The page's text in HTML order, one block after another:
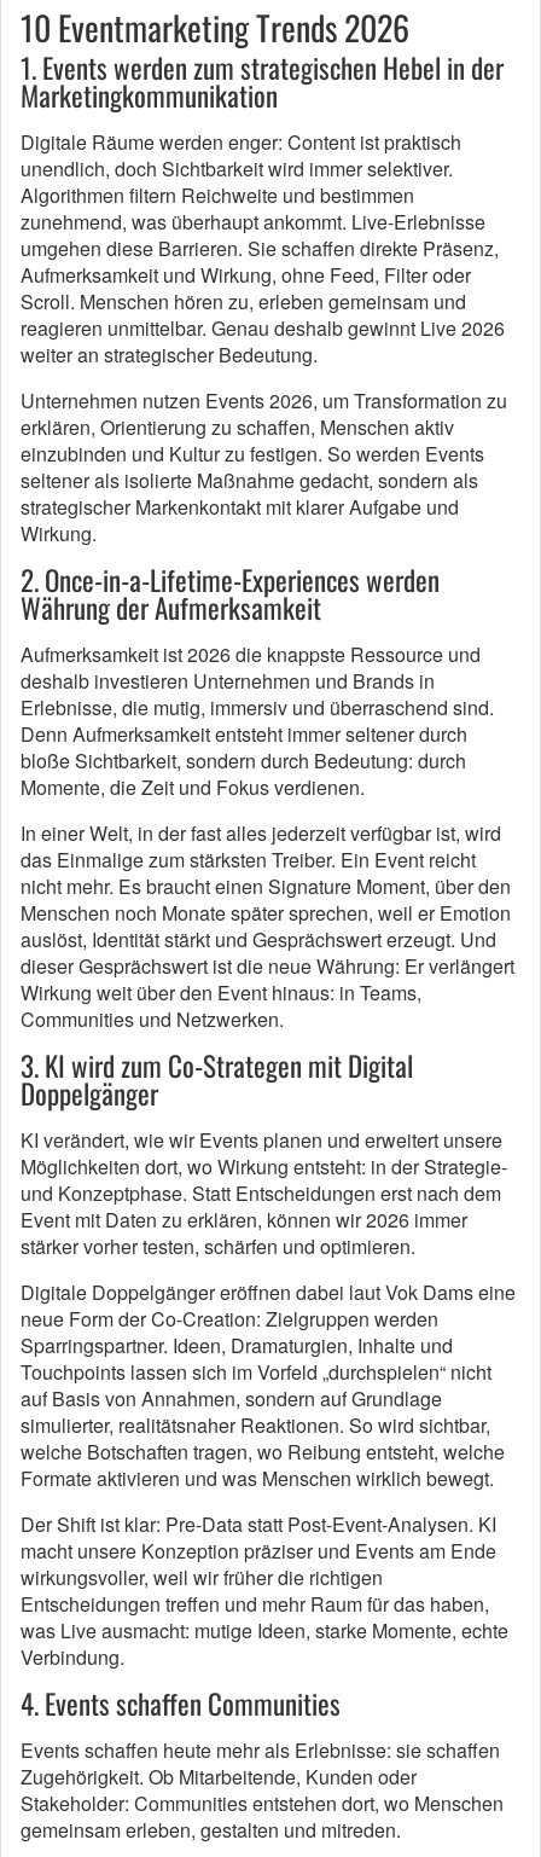
10 Eventmarketing Trends 2026
1. Events werden zum strategischen Hebel in der
Marketingkommunikation
Digitale Räume werden enger: Content ist praktisch
unendlich, doch Sichtbarkeit wird immer selektiver.
Algorithmen filtern Reichweite und bestimmen
zunehmend, was überhaupt ankommt. Live-Erlebnisse
umgehen diese Barrieren. Sie schaffen direkte Präsenz,
Aufmerksamkeit und Wirkung, ohne Feed, Filter oder
Scroll. Menschen hören zu, erleben gemeinsam und
reagieren unmittelbar. Genau deshalb gewinnt Live 2026
weiter an strategischer Bedeutung.
Unternehmen nutzen Events 2026, um Transformation zu
erklären, Orientierung zu schaffen, Menschen aktiv
einzubinden und Kultur zu festigen. So werden Events
seltener als isolierte Maßnahme gedacht, sondern als
strategischer Markenkontakt mit klarer Aufgabe und
Wirkung.
2. Once-in-a-Lifetime-Experiences werden
Währung der Aufmerksamkeit
Aufmerksamkeit ist 2026 die knappste Ressource und
deshalb investieren Unternehmen und Brands in
Erlebnisse, die mutig, immersiv und überraschend sind.
Denn Aufmerksamkeit entsteht immer seltener durch
bloße Sichtbarkeit, sondern durch Bedeutung: durch
Momente, die Zeit und Fokus verdienen.
In einer Welt, in der fast alles jederzeit verfügbar ist, wird
das Einmalige zum stärksten Treiber. Ein Event reicht
nicht mehr. Es braucht einen Signature Moment, über den
Menschen noch Monate später sprechen, weil er Emotion
auslöst, Identität stärkt und Gesprächswert erzeugt. Und
dieser Gesprächswert ist die neue Währung: Er verlängert
Wirkung weit über den Event hinaus: in Teams,
Communities und Netzwerken.
3. KI wird zum Co-Strategen mit Digital
Doppelgänger
KI verändert, wie wir Events planen und erweitert unsere
Möglichkeiten dort, wo Wirkung entsteht: in der Strategie-
und Konzeptphase. Statt Entscheidungen erst nach dem
Event mit Daten zu erklären, können wir 2026 immer
stärker vorher testen, schärfen und optimieren.
Digitale Doppelgänger eröffnen dabei laut Vok Dams eine
neue Form der Co-Creation: Zielgruppen werden
Sparringspartner. Ideen, Dramaturgien, Inhalte und
Touchpoints lassen sich im Vorfeld „durchspielen“ nicht
auf Basis von Annahmen, sondern auf Grundlage
simulierter, realitätsnaher Reaktionen. So wird sichtbar,
welche Botschaften tragen, wo Reibung entsteht, welche
Formate aktivieren und was Menschen wirklich bewegt.
Der Shift ist klar: Pre-Data statt Post-Event-Analysen. KI
macht unsere Konzeption präziser und Events am Ende
wirkungsvoller, weil wir früher die richtigen
Entscheidungen treffen und mehr Raum für das haben,
was Live ausmacht: mutige Ideen, starke Momente, echte
Verbindung.
4. Events schaffen Communities
Events schaffen heute mehr als Erlebnisse: sie schaffen
Zugehörigkeit. Ob Mitarbeitende, Kunden oder
Stakeholder: Communities entstehen dort, wo Menschen
gemeinsam erleben, gestalten und mitreden.